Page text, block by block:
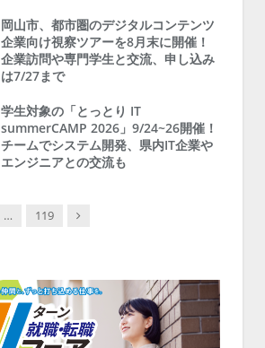
岡山市、都市圏のデジタルコンテンツ
企業向け視察ツアーを8月末に開催！
企業訪問や専門学生と交流、申し込み
は7/27まで
学生対象の「とっとり IT
summerCAMP 2026」9/24~26開催！
チームでシステム開発、県内IT企業や
エンジニアとの交流も
… 119 Next